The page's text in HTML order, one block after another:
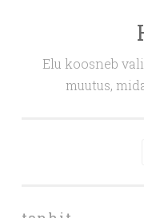
Elu koosneb
muutus,